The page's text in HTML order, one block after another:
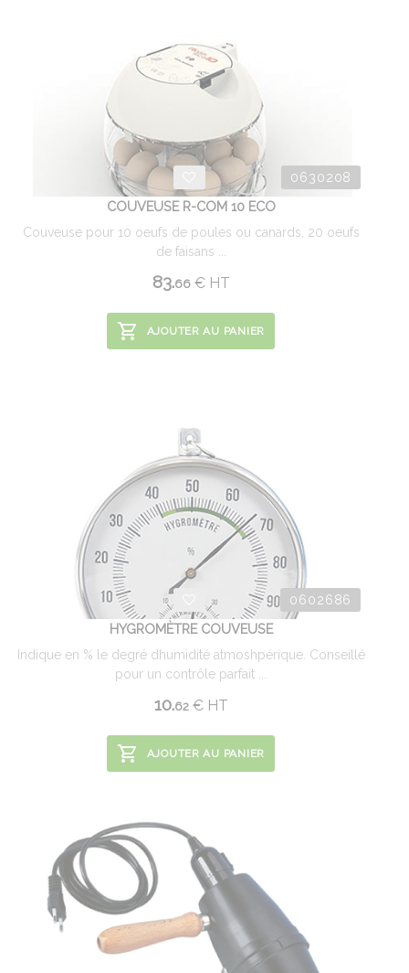
0630208
COUVEUSE R-COM 10 ECO
Couveuse pour 10 oeufs de poules ou canards, 20 oeufs
de faisans ...
83.66 €HT
AJOUTER AU PANIER
0602686
HYGROMÈTRE COUVEUSE
Indique en % le degré dhumidité atmoshpérique. Conseillé
pour un contrôle parfait ...
10.62 €HT
AJOUTER AU PANIER